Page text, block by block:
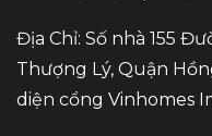
Địa Chỉ: Số nhà 155
Thượng Lý, Quận
diện cổng Vinhomes